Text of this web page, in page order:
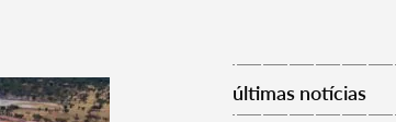
últimas notícias